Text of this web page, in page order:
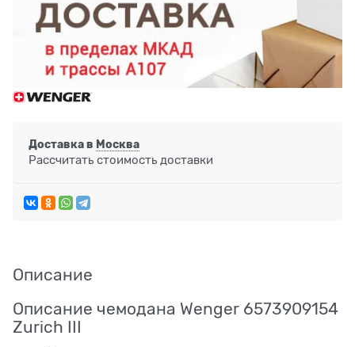
Доставка в Москва
Рассчитать стоимость доставки
Описание
Описание чемодана Wenger 6573909154
Zurich III